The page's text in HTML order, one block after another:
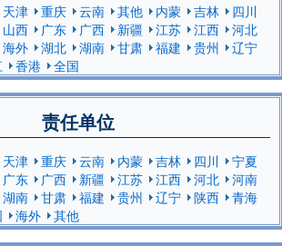
天津 重庆 云南 其他 内蒙 吉林
四川
山西 广东 广西 新疆 江苏 江西
河北
海外 湖北 湖南 甘肃 福建 贵州
辽宁
香港 全国
责任单位
天津 重庆 云南 内蒙 吉林 四川
宁夏
广东 广西 新疆 江苏 江西 河北
河南
湖南 甘肃 福建 贵州 辽宁 陕西
青海
海外 其他